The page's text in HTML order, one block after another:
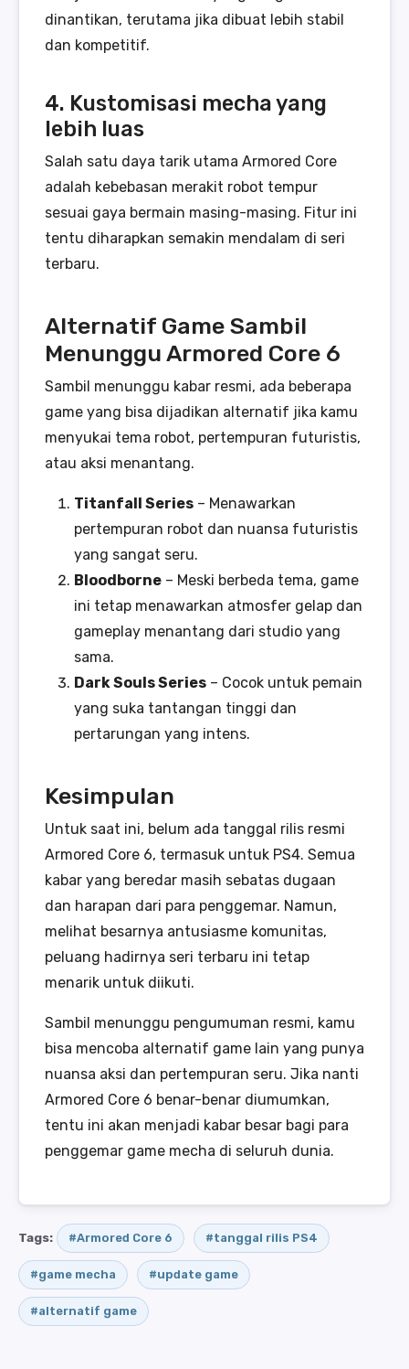
dinantikan, terutama jika dibuat lebih stabil
dan kompetitif.
4. Kustomisasi mecha yang
lebih luas
Salah satu daya tarik utama Armored Core
adalah kebebasan merakit robot tempur
sesuai gaya bermain masing-masing. Fitur ini
tentu diharapkan semakin mendalam di seri
terbaru.
Alternatif Game Sambil
Menunggu Armored Core 6
Sambil menunggu kabar resmi, ada beberapa
game yang bisa dijadikan alternatif jika kamu
menyukai tema robot, pertempuran futuristis,
atau aksi menantang.
Titanfall Series – Menawarkan
pertempuran robot dan nuansa futuristis
yang sangat seru.
Bloodborne – Meski berbeda tema, game
ini tetap menawarkan atmosfer gelap dan
gameplay menantang dari studio yang
sama.
Dark Souls Series – Cocok untuk pemain
yang suka tantangan tinggi dan
pertarungan yang intens.
Kesimpulan
Untuk saat ini, belum ada tanggal rilis resmi
Armored Core 6, termasuk untuk PS4. Semua
kabar yang beredar masih sebatas dugaan
dan harapan dari para penggemar. Namun,
melihat besarnya antusiasme komunitas,
peluang hadirnya seri terbaru ini tetap
menarik untuk diikuti.
Sambil menunggu pengumuman resmi, kamu
bisa mencoba alternatif game lain yang punya
nuansa aksi dan pertempuran seru. Jika nanti
Armored Core 6 benar-benar diumumkan,
tentu ini akan menjadi kabar besar bagi para
penggemar game mecha di seluruh dunia.
Tags: #Armored Core 6 #tanggal rilis PS4
#game mecha #update game
#alternatif game